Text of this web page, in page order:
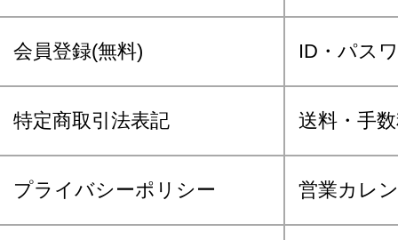
会員登録(無料) ID・パス
特定商取引法表記 送料・手
プライバシーポリシー 営業カレ